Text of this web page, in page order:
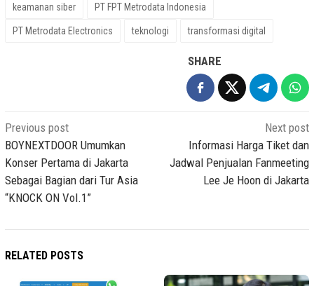
keamanan siber PT FPT Metrodata Indonesia
PT Metrodata Electronics teknologi transformasi digital
SHARE
Post
navigation
Previous post
BOYNEXTDOOR Umumkan
Konser Pertama di Jakarta
Sebagai Bagian dari Tur Asia
“KNOCK ON Vol.1”
Next post
Informasi Harga Tiket dan
Jadwal Penjualan Fanmeeting
Lee Je Hoon di Jakarta
RELATED POSTS